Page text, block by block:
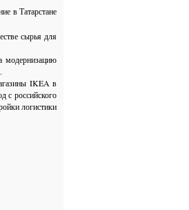
в Татарстане
сырья для
IKEA в
с российского
логистики